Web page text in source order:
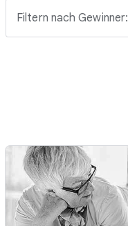
Filtern nach Gewinner: